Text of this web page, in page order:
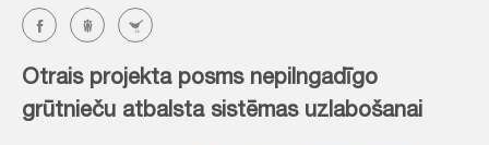
Otrais projekta posms nepilngadīgo
grūtnieču atbalsta sistēmas uzlabošanai